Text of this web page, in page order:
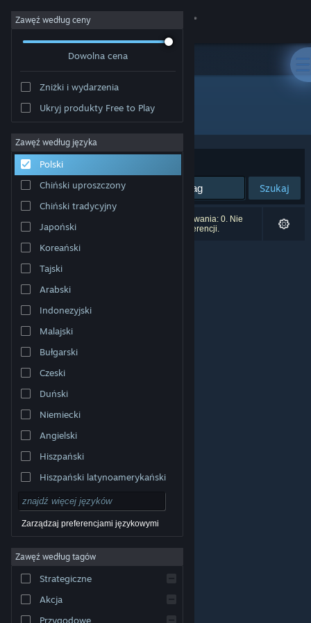
Zaloguj się
Społeczność
Informacje
Wsparcie
Zmień język
Pobierz aplikację mobilną Steam
Wersja przeglądarkowa
© Valve Corporation. Wszelkie prawa zastrzeżone.
właścicieli w Stanach Zjednoczonych i innych krajach.
dostępu
Umowa użytkownika Steam
pieniędzy |Ciasteczka
Zawęź według ceny
Dowolna cena
Zniżki i wydarzenia
Ukryj produkty Free to Play
Zawęź według języka
Polski
Chiński uproszczony
Chiński tradycyjny
Japoński
Koreański
Tajski
Arabski
Indonezyjski
Malajski
Bułgarski
Czeski
Duński
Niemiecki
Angielski
Hiszpański
Hiszpański latynoamerykański
Zarządzaj preferencjami językowymi
Zawęź według tagów
Strategiczne
Akcja
Przygodowe
Producent: Célio Fernandes Krachinski
Sortuj według:
Szukaj
Liczba wyników pasujących do twojego wyszukiwania: 0. Nie
uwzględniono 1 tytułu na podstawie twoich preferencji.